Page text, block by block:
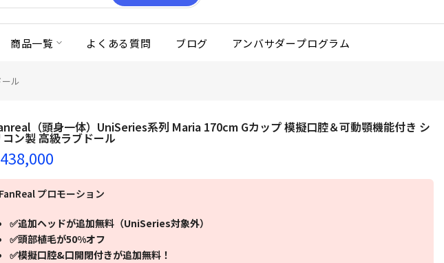
商品一覧 よくある質問 ブログ アンバサダープログラム
ル
（頭身一体）UniSeries系列 Maria 170cm Gカップ 模擬口腔＆可動顎機能付き シ
コン製 高級ラブドール
FanReal プロモーション
✅追加ヘッドが追加無料（UniSeries対象外）
✅頭部植毛が50%オフ
✅模擬口腔&口開閉付きが追加無料！